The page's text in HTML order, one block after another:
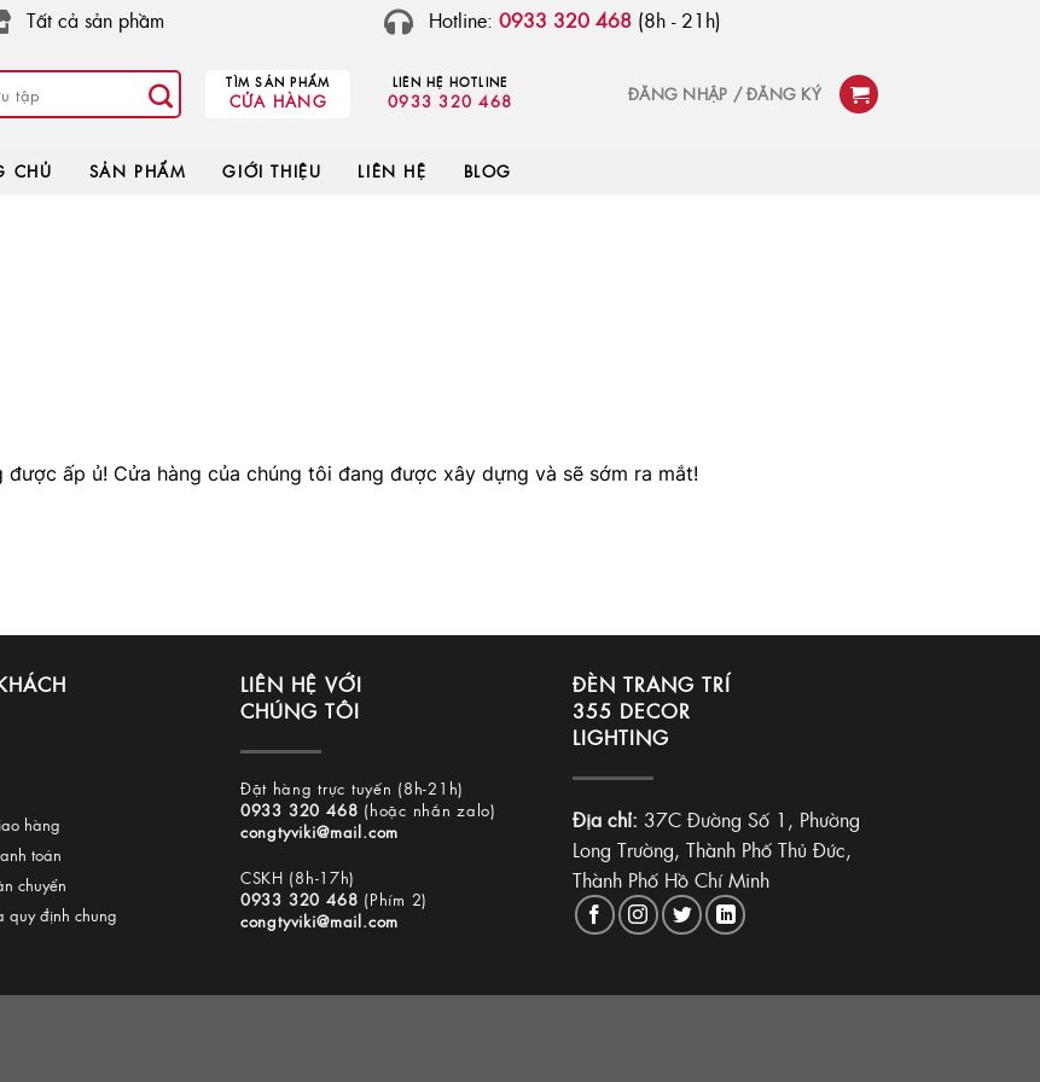
Tất cả sản phầm Hotline:0933 320 468 (8h - 21h)
TÌM SẢN PHẨM
CỬA HÀNG
LIÊN HỆ HOTLINE
0933 320 468 ĐĂNG NHẬP / ĐĂNG KÝ
CHỦ SẢN PHẨM GIỚI THIỆU LIÊN HỆ BLOG
ấp ủ! Cửa hàng của chúng tôi đang được xây dựng và sẽ sớm ra mắt!
hàng
toán
chuyển
quy định chung
LIÊN HỆ VỚI
CHÚNG TÔI
Đặt hàng trực tuyến (8h-21h)
0933 320 468 (hoặc nhắn zalo)
congtyviki@mail.com
CSKH (8h-17h)
0933 320 468 (Phím 2)
congtyviki@mail.com
ĐÈN TRANG TRÍ
355 DECOR
LIGHTING
Địa chỉ: 37C Đường Số 1, Phường
Long Trường, Thành Phố Thủ Đức,
Thành Phố Hồ Chí Minh